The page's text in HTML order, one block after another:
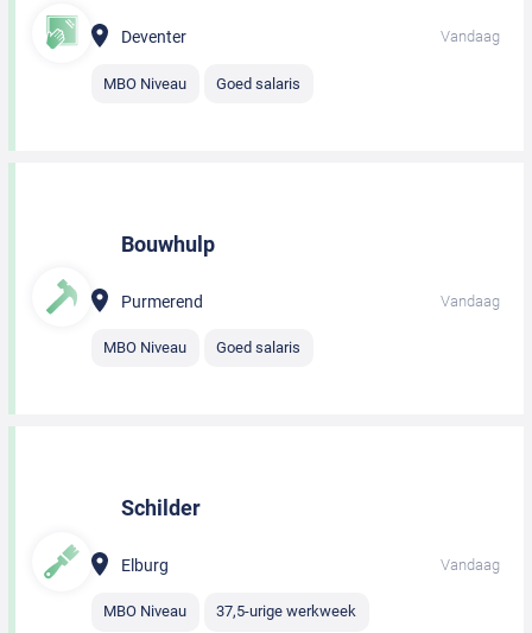
Deventer Vandaag
MBO Niveau Goed salaris
Bouwhulp
Purmerend Vandaag
MBO Niveau Goed salaris
Schilder
Elburg Vandaag
MBO Niveau 37,5-urige werkweek